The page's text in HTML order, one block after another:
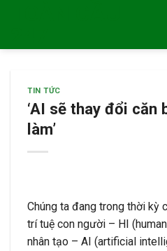
TIN TỨC
‘AI sẽ thay đổi căn
làm’
Chúng ta đang trong thời kỳ
trí tuệ con người – HI
nhân tạo – AI (artificial